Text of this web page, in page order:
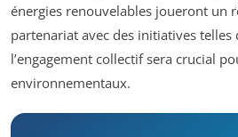
énergies renouvelables joueront un
partenariat avec des initiatives telles
l’engagement collectif sera crucial
environnementaux.